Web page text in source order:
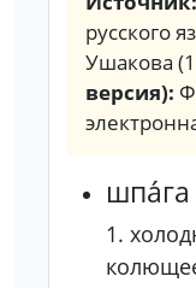
русского
Ушакова
версия):
шпа́га
1.